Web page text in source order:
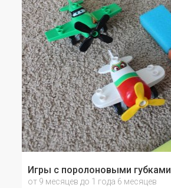
Игры с поролоновыми губками
от 9 месяцев до 1 года 6 месяцев